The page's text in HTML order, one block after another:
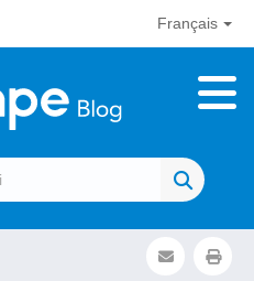
Français